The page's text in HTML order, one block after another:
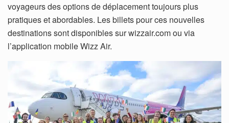
voyageurs des options de déplacement toujours plus
pratiques et abordables. Les billets pour ces nouvelles
destinations sont disponibles sur wizzair.com ou via
l’application mobile Wizz Air.